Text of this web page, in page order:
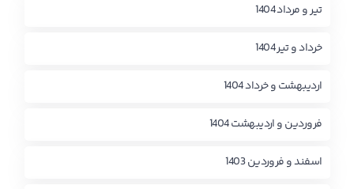
تیر و مرداد 1404
خرداد و تیر 1404
اردیبهشت و خرداد 1404
فروردین و اردیبهشت 1404
اسفند و فروردین 1403